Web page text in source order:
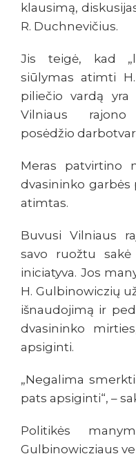
klausimą,
R. Duchnevičius.
Jis teigė, kad
siūlymas atimti
piliečio vardą
Vilniaus rajono
posėdžio
Meras patvirtino
dvasininko
atimtas.
Buvusi Vilniaus
savo ruožtu
iniciatyva. Jos
H. Gulbinowiczių
išnaudojimą ir
dvasininko
apsiginti.
„Negalima
pats apsiginti“, –
Politikės
Gulbinowicziaus